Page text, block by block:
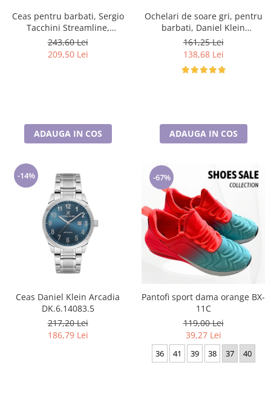
Ceas pentru barbati, Sergio
Tacchini Streamline,
ST.1.10116.2
243,60 Lei
209,50 Lei
ADAUGA IN COS
Ochelari de soare gri, pentru
barbati, Daniel Klein
Sunglasses, DK3250-2
161,25 Lei
138,68 Lei
ADAUGA IN COS
-14%
Ceas Daniel Klein Arcadia
DK.6.14083.5
217,20 Lei
186,79 Lei
-67%
Pantofi sport dama orange BX-
11C
119,00 Lei
39,27 Lei
36 41 39 38 37 40